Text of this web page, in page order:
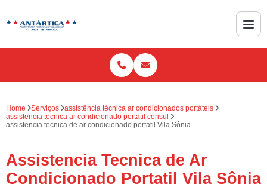
Home Serviços
assistência técnica ar condicionados portáteis
assistencia tecnica ar condicionado portatil consul
assistencia tecnica de ar condicionado portatil Vila Sônia
Assistencia Tecnica de Ar
Condicionado Portatil Vila Sônia